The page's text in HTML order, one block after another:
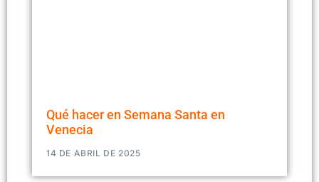
Qué hacer en Semana Santa en
Venecia
14 DE ABRIL DE 2025